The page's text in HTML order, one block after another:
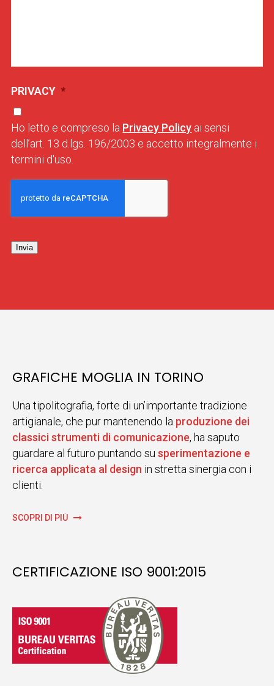
PRIVACY *
Ho letto e compreso la Privacy Policy ai sensi
dell’art. 13 d.lgs. 196/2003 e accetto integralmente i
termini d'uso.
Invia
GRAFICHE MOGLIA IN TORINO
Una tipolitografia, forte di un’importante tradizione
artigianale, che pur mantenendo la produzione dei
classici strumenti di comunicazione, ha saputo
guardare al futuro puntando su sperimentazione e
ricerca applicata al design in stretta sinergia con i
clienti.
SCOPRI DI PIÙ
CERTIFICAZIONE ISO 9001:2015